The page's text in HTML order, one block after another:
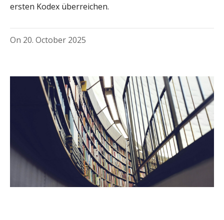
ersten Kodex überreichen.
On 20. October 2025